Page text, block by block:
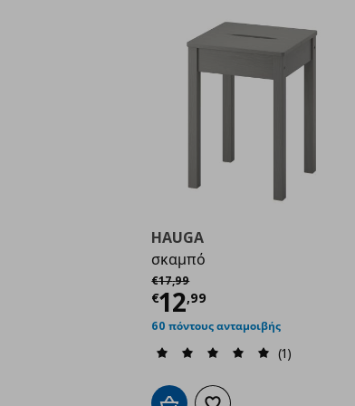
HAUGA
σκαμπό
€17,99
Αρχική τιμή
€12,99
Τρέχουσα τιμή
60 πόντους ανταμοιβής
(1)